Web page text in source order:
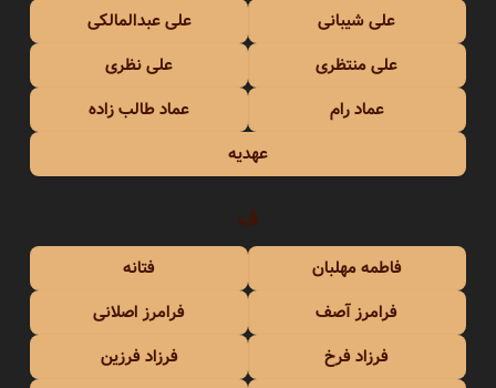
علی شیبانی
علی عبدالمالکی
علی منتظری
علی نظری
عماد رام
عماد طالب زاده
عهدیه
ف
فاطمه مهلبان
فتانه
فرامرز آصف
فرامرز اصلانی
فرزاد فرخ
فرزاد فرزین